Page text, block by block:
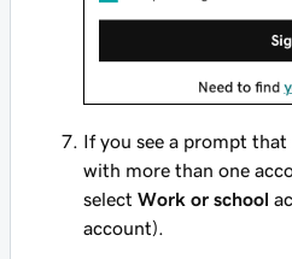
If you see a prompt that
with more than one
select Work or school
account).